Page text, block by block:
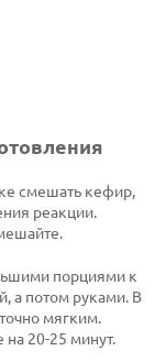
смешать кефир,
реакции.
порциями к
а потом руками. В
мягким.
на 20-25 минут.